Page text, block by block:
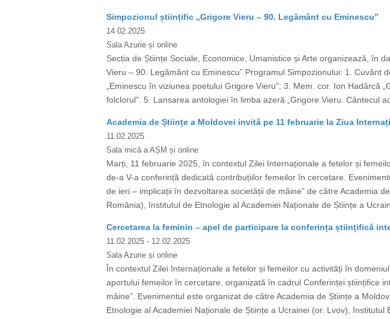
Simpozionul științific „Grigore Vieru – 90. Legământ cu Eminescu”
14.02.2025
Sala Azurie și online
Secția de Științe Sociale, Economice, Umanistice și Arte organizează, în
Vieru – 90. Legământ cu Eminescu” Programul Simpozionului: 1.
„Eminescu în viziunea poetului Grigore Vieru”; 3. Mem. cor. Ion Hadârcă
folclorul”. 5. Lansarea antologiei în limba azeră „Grigore Vieru. Cântecul
Academia de Științe a Moldovei invită pe 11 februarie la Ziua
11.02.2025
Sala mică a AȘM și online
Marți, 11 februarie 2025, în contextul Zilei Internaționale a fetelor și
de-a V-a conferință dedicată contribuțiilor femeilor în cercetare.
de ieri – implicații în dezvoltarea societății de mâine” de către Academia
România), Institutul de Etnologie al Academiei Naționale de Științe a
Cercetarea la feminin – apel de participare la conferința științifică
11.02.2025 - 12.02.2025
Sala Azurie și online
În contextul Zilei Internaționale a fetelor și femeilor cu activități în
aportului femeilor în cercetare, organizată în cadrul Conferinței științifice
mâine”. Evenimentul este organizat de către Academia de Științe a
Etnologie al Academiei Naționale de Științe a Ucrainei (or. Lvov), Institutul